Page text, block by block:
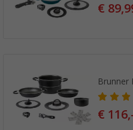
€
Brunner
€